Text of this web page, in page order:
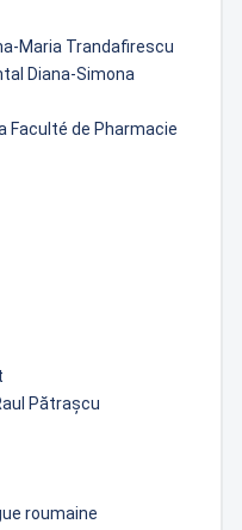
Maria Trandafirescu
Diana-Simona
Faculté de Pharmacie
Pătrașcu
roumaine